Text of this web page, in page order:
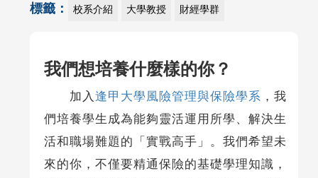
標籤：
校系介紹 大學教授 財經學群
我們想培養什麼樣的你？
加入 逢甲大學風險管理與保險學系 ，我
們培養學生成為能夠靈活運用所學、解決生
活和職場難題的「實戰高手」。我們希望未
來的你，不僅要精通保險的基礎學理知識，